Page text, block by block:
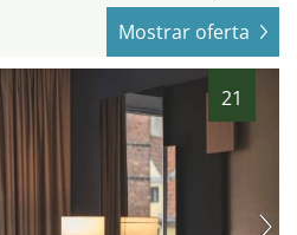
Mostrar oferta
21